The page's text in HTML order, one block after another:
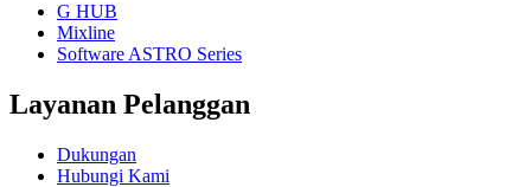
G HUB
Mixline
Software ASTRO Series
Layanan Pelanggan
Dukungan
Hubungi Kami